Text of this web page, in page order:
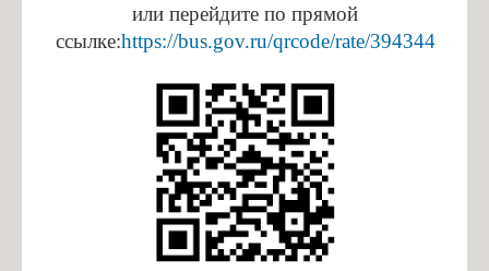
Антикоррупционная экспертиза
или перейдите по прямой
ссылке:https://bus.gov.ru/qrcode/rate/394344